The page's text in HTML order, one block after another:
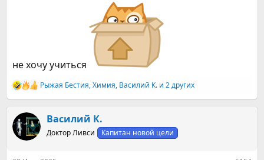
не хочу учиться
Р
е
к
ц
и
Рыжая Бестия,Химия, Василий К. и 2 других
Василий К.
Доктор Ливси Капитан новой цели